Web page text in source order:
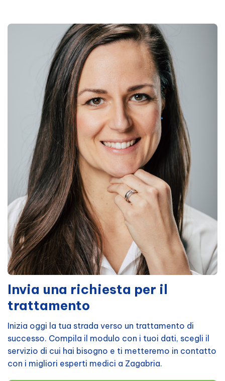
Invia una richiesta per il
trattamento
Inizia oggi la tua strada verso un trattamento di
successo. Compila il modulo con i tuoi dati, scegli il
servizio di cui hai bisogno e ti metteremo in contatto
con i migliori esperti medici a Zagabria.